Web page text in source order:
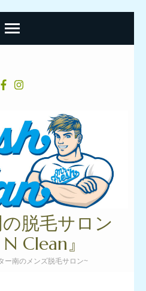
脱毛サロン
N Clean』
ー南のメンズ脱毛サロン~